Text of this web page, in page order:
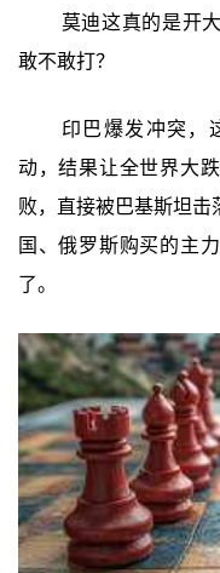
莫迪这真的是开
敢不敢打？
印巴爆发冲突，
动，结果让全世界大
败，直接被巴基斯坦击
国、俄罗斯购买的主
了。